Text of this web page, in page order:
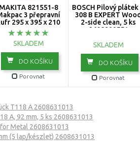
MAKITA 821551-8
3 přepravní
295 x 395 x 210
mm
SKLADEM
DO KOŠÍKU
Porovnat
BOSCH Pilový plátek
308 B EXPERT Wood
2-side clean, 5 ks
2608900551
SKLADEM
DO KOŠÍKU
Porovnat
T118 A 2608631013
A, 92 mm, 5 ks 2608631013
Metal 2608631013
(5 lap/készlet) 2608631013